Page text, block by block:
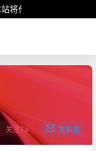
将作为行业资讯共享
关注Ta 发私信